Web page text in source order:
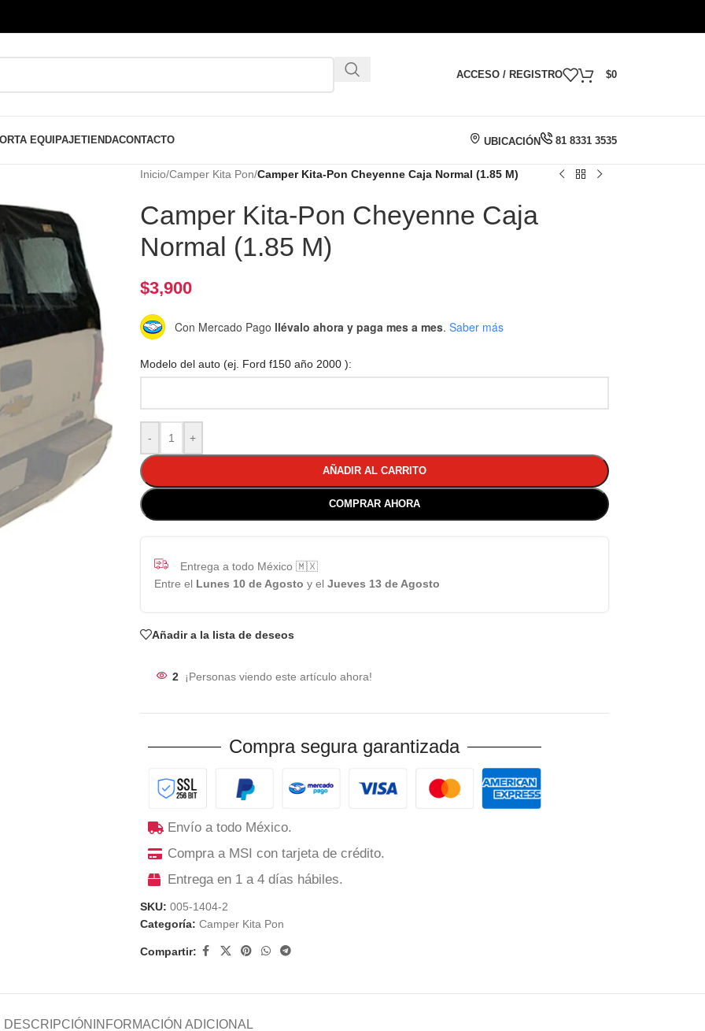
ACCESO / REGISTRO $0
EQUIPAJETIENDACONTACTO UBICACIÓN 81 8331 3535
Inicio/Camper Kita Pon/Camper Kita-Pon Cheyenne Caja Normal (1.85 M)
Camper Kita-Pon Cheyenne Caja
Normal (1.85 M)
$3,900
Con Mercado Pago llévalo ahora y paga mes a mes. Saber más
Modelo del auto (ej. Ford f150 año 2000 ):
- +
AÑADIR AL CARRITO
COMPRAR AHORA
Entrega a todo México 🇲🇽
Entre el Lunes 10 de Agosto y el Jueves 13 de Agosto
Añadir a la lista de deseos
2 ¡Personas viendo este artículo ahora!
Compra segura garantizada
Envío a todo México.
Compra a MSI con tarjeta de crédito.
Entrega en 1 a 4 días hábiles.
SKU: 005-1404-2
Categoría: Camper Kita Pon
Compartir:
DESCRIPCIÓN INFORMACIÓN ADICIONAL